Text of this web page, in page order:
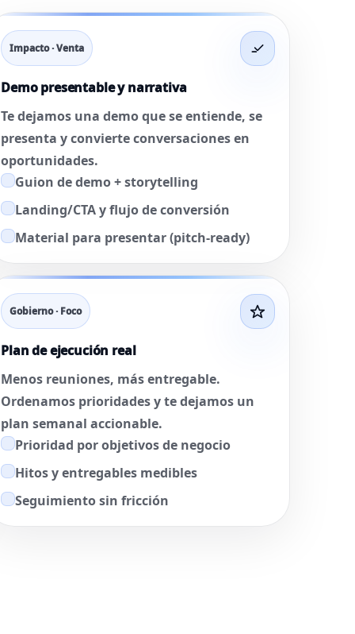
Impacto · Venta
Demo presentable y narrativa
Te dejamos una demo que se entiende, se
presenta y convierte conversaciones en
oportunidades.
Guion de demo + storytelling
Landing/CTA y flujo de conversión
Material para presentar (pitch-ready)
Gobierno · Foco
Plan de ejecución real
Menos reuniones, más entregable.
Ordenamos prioridades y te dejamos un
plan semanal accionable.
Prioridad por objetivos de negocio
Hitos y entregables medibles
Seguimiento sin fricción